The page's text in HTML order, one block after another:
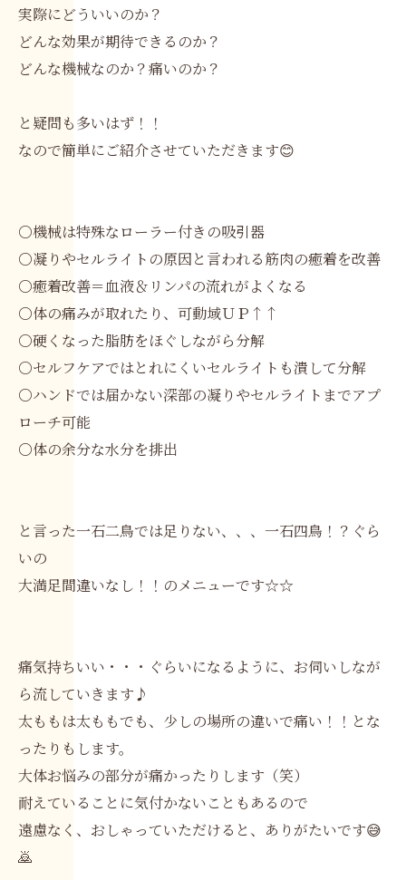
実際にどういいのか？
どんな効果が期待できるのか？
どんな機械なのか？痛いのか？
と疑問も多いはず！！
なので簡単にご紹介させていただきます😊
〇機械は特殊なローラー付きの吸引器
〇凝りやセルライトの原因と言われる筋肉の癒着を改善
〇癒着改善＝血液＆リンパの流れがよくなる
〇体の痛みが取れたり、可動域ＵＰ↑↑
〇硬くなった脂肪をほぐしながら分解
〇セルフケアではとれにくいセルライトも潰して分解
〇ハンドでは届かない深部の凝りやセルライトまでアプ
ローチ可能
〇体の余分な水分を排出
と言った一石二鳥では足りない、、、一石四鳥！？ぐら
いの
大満足間違いなし！！のメニューです☆☆
痛気持ちいい・・・ぐらいになるように、お伺いしなが
ら流していきます♪
太ももは太ももでも、少しの場所の違いで痛い！！とな
ったりもします。
大体お悩みの部分が痛かったりします（笑）
耐えていることに気付かないこともあるので
遠慮なく、おしゃっていただけると、ありがたいです😅
🙇